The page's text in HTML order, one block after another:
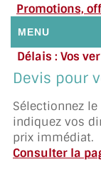
Promotions,
MENU
NOUS
DEMANDE DE
SUIVI DE
Délais : Vos
Appelez
Devis pour
Sélectionnez
indiquez vos
prix immédiat.
Consulter la